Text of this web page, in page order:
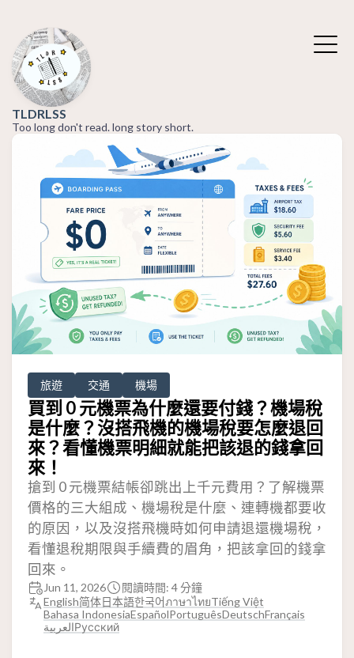
TLDRLSS
Too long don't read. long story short.
旅遊 交通 機場
買到 0 元機票為什麼還要付錢？機場稅
是什麼？沒搭飛機的機場稅要怎麼退回
來？看懂機票明細就能把該退的錢拿回
來！
搶到 0 元機票結帳卻跳出上千元費用？了解機票
價格的三大組成、機場稅是什麼、連轉機都要收
的原因，以及沒搭飛機時如何申請退還機場稅，
看懂退稅期限與手續費的眉角，把該拿回的錢拿
回來。
Jun 11, 2026
閱讀時間: 4 分鐘
English简体日本語한국어ภาษาไทยTiếng Việt
Bahasa IndonesiaEspañolPortuguêsDeutschFrançais
العربيةРусский